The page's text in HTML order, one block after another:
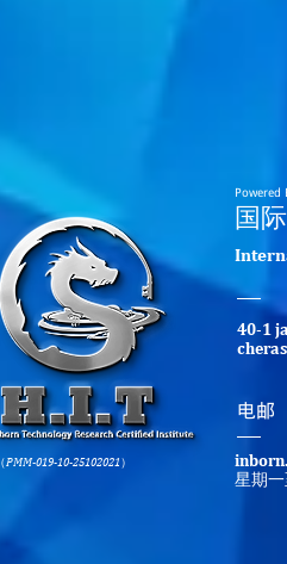
（PMM-019-10-25102021）
Powered
国
40-1
​电邮
星期